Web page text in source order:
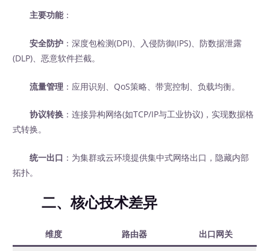
主要功能：
安全防护 ：深度包检测(DPI)、入侵防御(IPS)、防数据泄露
(DLP)、恶意软件拦截。
流量管理 ：应用识别、QoS策略、带宽控制、负载均衡。
协议转换 ：连接异构网络(如TCP/IP与工业协议)，实现数据格
式转换。
统一出口 ：为集群或云环境提供集中式网络出口，隐藏内部
拓扑。
二、核心技术差异
维度 路由器 出口网关